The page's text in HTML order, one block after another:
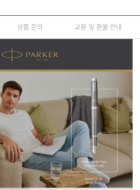
상품 문의 교환 및 환불 안내